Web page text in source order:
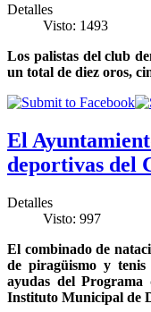
Detalles
Visto: 1493
Los palistas del club
un total de diez oros,
El
deportivas del
Detalles
Visto: 997
El combinado de
de piragüismo y
ayudas del
Instituto Municipal de